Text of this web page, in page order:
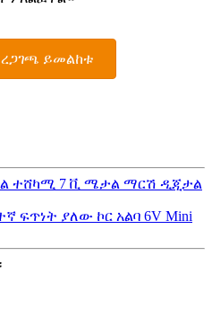
ይመልከቱ
ተሸካሚ 7 ቪ ሜታል ማርሽ ዲጂታል
ፍጥነት ያለው ኮር አልባ 6V Mini